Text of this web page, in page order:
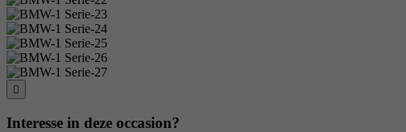
Interesse in deze occasion?